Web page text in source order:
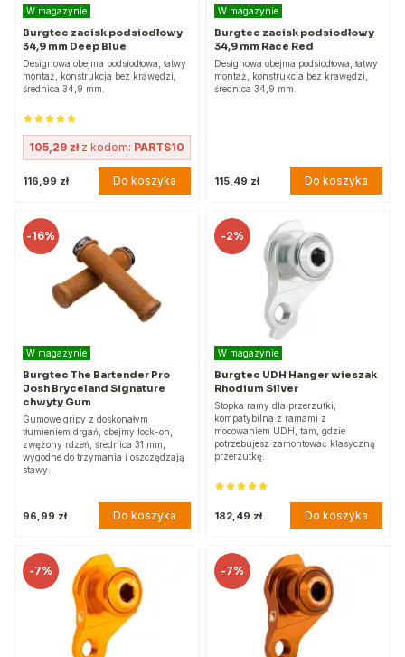
W magazynie
Burgtec zacisk podsiodłowy
34,9 mm Deep Blue
Designowa obejma podsiodłowa, łatwy
montaż, konstrukcja bez krawędzi,
średnica 34,9 mm.
105,29 złz kodem: PARTS10
116,99 zł Do koszyka
W magazynie
Burgtec zacisk podsiodłowy
34,9 mm Race Red
Designowa obejma podsiodłowa, łatwy
montaż, konstrukcja bez krawędzi,
średnica 34,9 mm.
115,49 zł Do koszyka
-16%
W magazynie
Burgtec The Bartender Pro
Josh Bryceland Signature
chwyty Gum
Gumowe gripy z doskonałym
tłumieniem drgań, obejmy lock-on,
zwężony rdzeń, średnica 31 mm,
wygodne do trzymania i oszczędzają
stawy.
96,99 zł Do koszyka
-2%
W magazynie
Burgtec UDH Hanger wieszak
Rhodium Silver
Stopka ramy dla przerzutki,
kompatybilna z ramami z
mocowaniem UDH, tam, gdzie
potrzebujesz zamontować klasyczną
przerzutkę.
182,49 zł Do koszyka
-7% -7%